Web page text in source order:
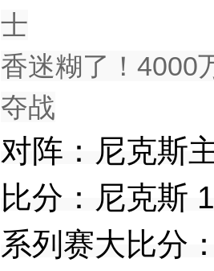
士
香迷糊了！4000
夺战
对阵：尼克斯
比分：尼克斯
系列赛大比分